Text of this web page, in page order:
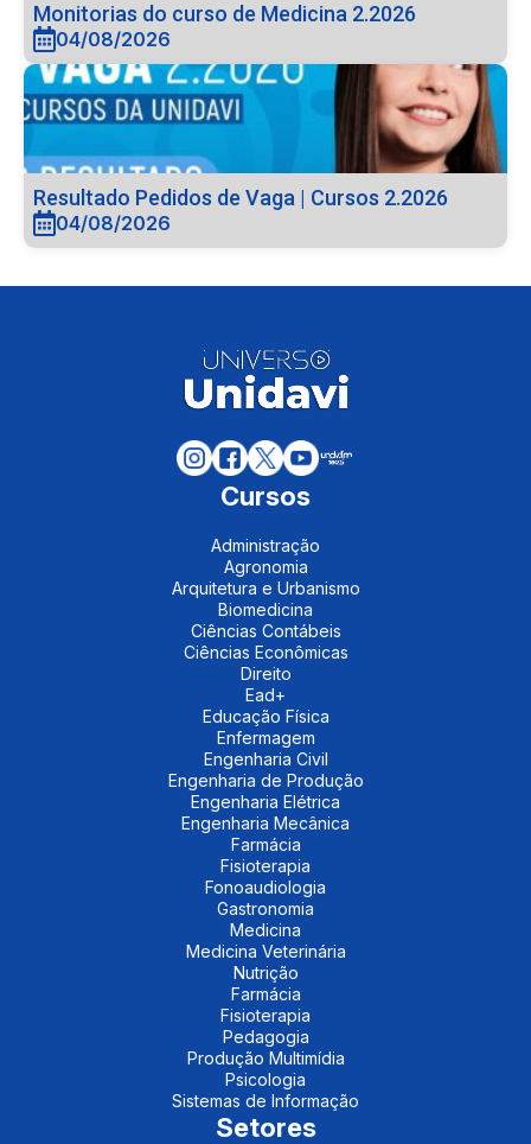
Monitorias do curso de Medicina 2.2026
04/08/2026
Resultado Pedidos de Vaga | Cursos 2.2026
04/08/2026
Cursos
Administração
Agronomia
Arquitetura e Urbanismo
Biomedicina
Ciências Contábeis
Ciências Econômicas
Direito
Ead+
Educação Física
Enfermagem
Engenharia Civil
Engenharia de Produção
Engenharia Elétrica
Engenharia Mecânica
Farmácia
Fisioterapia
Fonoaudiologia
Gastronomia
Medicina
Medicina Veterinária
Nutrição
Farmácia
Fisioterapia
Pedagogia
Produção Multimídia
Psicologia
Sistemas de Informação
Setores